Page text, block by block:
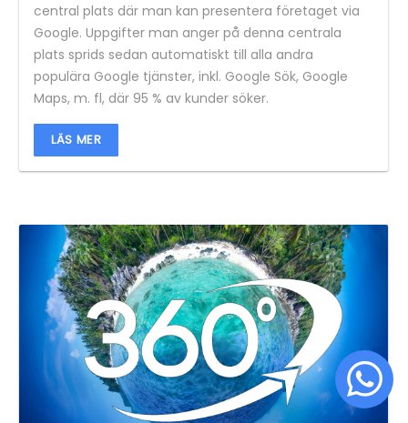
central plats där man kan presentera företaget via
Google. Uppgifter man anger på denna centrala
plats sprids sedan automatiskt till alla andra
populära Google tjänster, inkl. Google Sök, Google
Maps, m. fl, där 95 % av kunder söker.
LÄS MER